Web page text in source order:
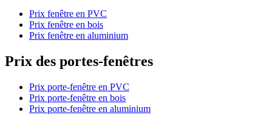
Prix fenêtre en PVC
Prix fenêtre en bois
Prix fenêtre en aluminium
Prix des portes-fenêtres
Prix porte-fenêtre en PVC
Prix porte-fenêtre en bois
Prix porte-fenêtre en aluminium